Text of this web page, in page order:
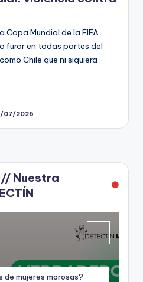
Copa Mundial de la FIFA
furor en todas partes del
Chile que ni siquiera
07/2026
// Nuestra
de mujeres morosas?